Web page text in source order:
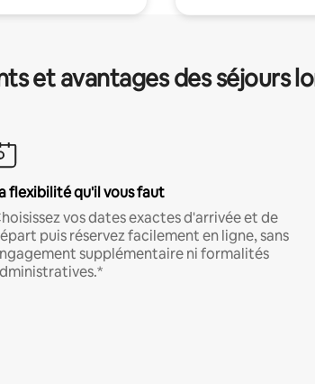
et avantages des séjours
flexibilité qu'il vous faut
vos dates exactes d'arrivée et de
puis réservez facilement en ligne, sans
supplémentaire ni formalités